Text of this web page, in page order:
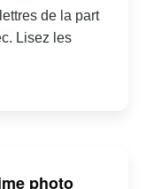
de la part
Lisez les
photo